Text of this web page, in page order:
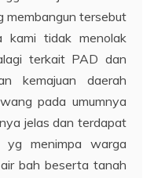
membangun tersebut
kami tidak menolak
terkait PAD dan
kemajuan daerah
pada umumnya
jelas dan terdapat
yg menimpa warga
bah beserta tanah